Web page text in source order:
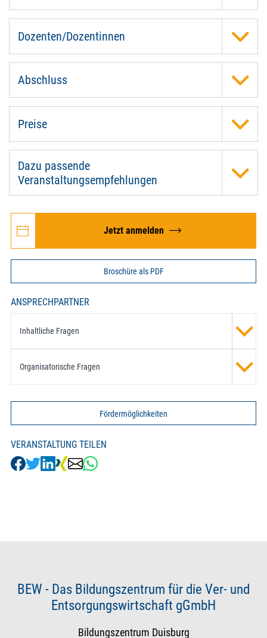
Dozenten/Dozentinnen
Abschluss
Preise
Dazu passende
Veranstaltungsempfehlungen
Jetzt anmelden
Broschüre als PDF
ANSPRECHPARTNER
Inhaltliche Fragen
Organisatorische Fragen
Fördermöglichkeiten
VERANSTALTUNG TEILEN
BEW - Das Bildungszentrum für die Ver- und
Entsorgungswirtschaft gGmbH
Bildungszentrum Duisburg